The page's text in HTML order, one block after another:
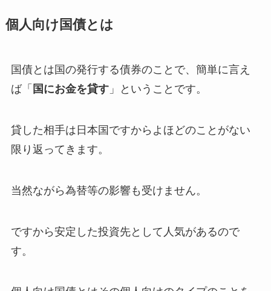
個人向け国債とは
国債とは国の発行する債券のことで、簡単に言え
ば「 国にお金を貸す」ということです。
貸した相手は日本国ですからよほどのことがない
限り返ってきます。
当然ながら為替等の影響も受けません。
ですから安定した投資先として人気があるので
す。